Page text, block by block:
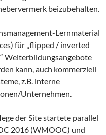
beizubehalten.
Lernmaterial
für „flipped / inverted
Weiterbildungsangebote
kann, auch kommerziell
z.B. interne
Unternehmen.
der Site startete parallel
2016 (WMOOC) und